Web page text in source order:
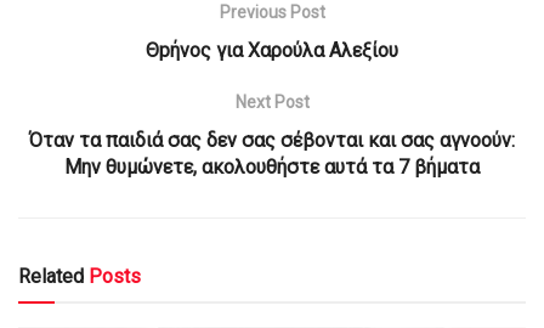
Previous Post
Θpήvος για Χαρούλα Αλεξίου
Next Post
Όταν τα παιδιά σας δεν σας σέβονται και σας αγνοούν:
Μην θυμώνετε, ακολουθήστε αυτά τα 7 βήματα
Related Posts